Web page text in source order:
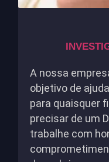
A nossa
objetivo de
para quaisquer
precisar de um
trabalhe com